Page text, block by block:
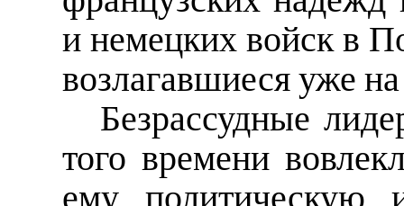
и немецких войск в
возлагавшиеся уже
Безрассудные
того времени